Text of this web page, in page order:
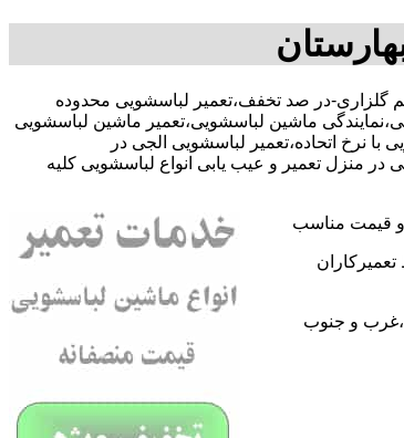
خانم گلزاری-در صد تخفف،تعمیر لباسشویی محدوده
ماشین لباسشویی،تعمیر ماشین لباسشویی
نرخ اتحاده،تعمیر لباسشویی الجی در
منزل تعمیر و عیب یابی انواع لباسشویی کلیه
و قیمت مناسب
و جنوب